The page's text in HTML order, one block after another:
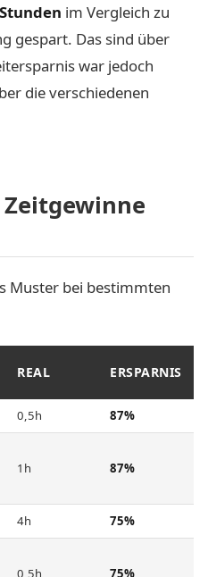
im Vergleich zu
gespart. Das sind über
war jedoch
die verschiedenen
Muster bei bestimmten
REAL ERSPARNIS
0,5h 87%
1h 87%
4h 75%
0,5h 75%